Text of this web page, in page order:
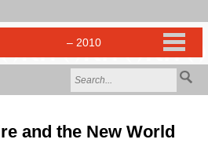
and the New World